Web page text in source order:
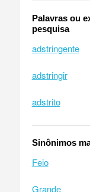
Palavras ou
pesquisa
adstringente
adstringir
adstrito
Sinônimos
Feio
Grande